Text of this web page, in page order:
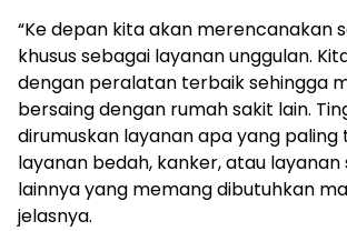
“Ke depan kita akan merencanakan
khusus sebagai layanan unggulan.
dengan peralatan terbaik sehingga
bersaing dengan rumah sakit lain.
dirumuskan layanan apa yang
layanan bedah, kanker, atau layanan
lainnya yang memang dibutuhkan
jelasnya.